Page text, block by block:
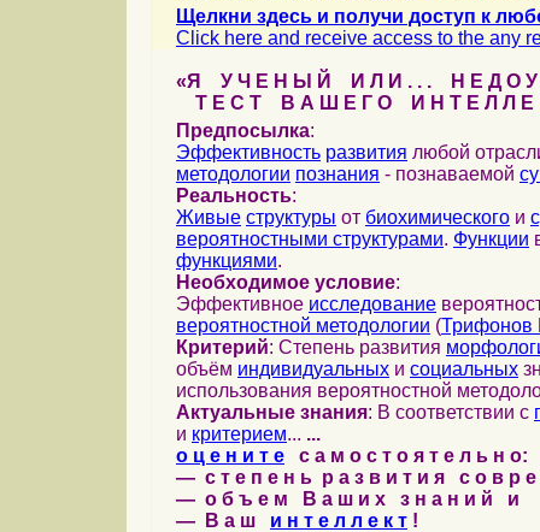
Щелкни здесь и получи доступ к
Click here and receive access to the any
«Я У Ч Е Н Ы Й И Л И . . . Н Е Д О У
Т Е С Т В А Ш Е Г О И Н Т Е Л Л Е
Предпосылка:
Эффективность развития любой
методологии познания - познаваемой
Реальность:
Живые структуры от биохимического и
вероятностными структурами. Функции
функциями.
Необходимое условие:
Эффективное исследование
вероятностной методологии (Трифонов
Критерий: Степень развития
объём индивидуальных и социальных
использования вероятностной
Актуальные знания: В соответствии с
и критерием... ...
о ц е н и т е с а м о с т о я т е л ь н о:
— с т е п е н ь р а з в и т и я с о в р
— о б ъ е м В а ш и х з н а н и й и
— В а ш и н т е л л е к т !